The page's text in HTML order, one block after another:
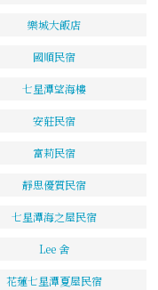
樂城大飯店
國順民宿
七星潭望海樓
安莊民宿
富莉民宿
靜思優質民宿
七星潭海之屋民宿
Lee 舍
花蓮七星潭夏屋民宿